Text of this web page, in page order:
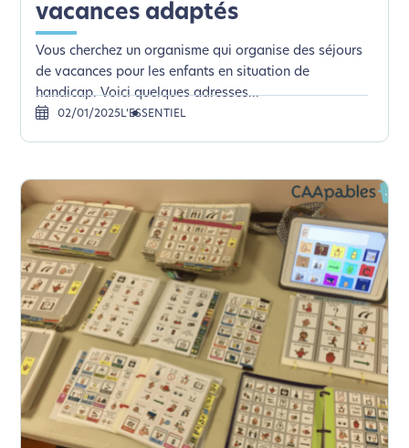
vacances adaptés
Vous cherchez un organisme qui organise des séjours
de vacances pour les enfants en situation de
handicap. Voici quelques adresses...
02/01/2025 L’ESSENTIEL